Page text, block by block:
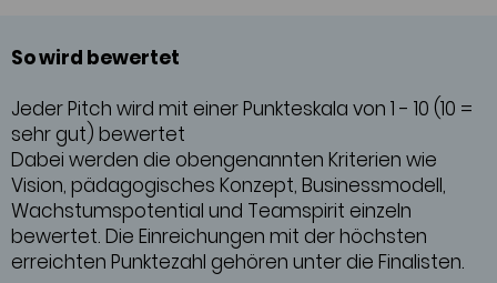
So wird bewertet
Jeder Pitch wird mit einer Punkteskala von 1 - 10 (10 =
sehr gut) bewertet
Dabei werden die obengenannten Kriterien wie
Vision, pädagogisches Konzept, Businessmodell,
Wachstumspotential und Teamspirit einzeln
bewertet. Die Einreichungen mit der höchsten
erreichten Punktezahl gehören unter die Finalisten.